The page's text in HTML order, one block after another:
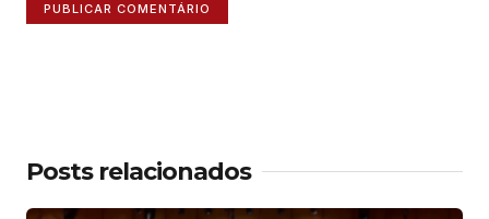
Posts relacionados